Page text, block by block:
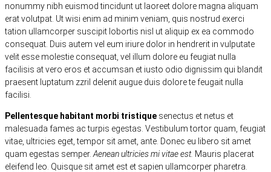
nonummy nibh euismod tincidunt ut laoreet dolore magna aliquam
erat volutpat. Ut wisi enim ad minim veniam, quis nostrud exerci
tation ullamcorper suscipit lobortis nisl ut aliquip ex ea commodo
consequat. Duis autem vel eum iriure dolor in hendrerit in vulputate
velit esse molestie consequat, vel illum dolore eu feugiat nulla
facilisis at vero eros et accumsan et iusto odio dignissim qui blandit
praesent luptatum zzril delenit augue duis dolore te feugait nulla
facilisi.
Pellentesque habitant morbi tristique senectus et netus et
malesuada fames ac turpis egestas. Vestibulum tortor quam, feugiat
vitae, ultricies eget, tempor sit amet, ante. Donec eu libero sit amet
quam egestas semper. Aenean ultricies mi vitae est. Mauris placerat
eleifend leo. Quisque sit amet est et sapien ullamcorper pharetra.